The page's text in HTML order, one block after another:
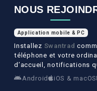
NOUS
Application mobile & PC
Installez Swantrad
téléphone et votre
d’accueil, notifications
Android
iOS & macOS